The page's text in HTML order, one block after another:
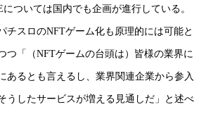
ついては国内でも企画が進行している。
チスロのNFTゲーム化も原理的には可能と
つ「（NFTゲームの台頭は）皆様の業界に
あるとも言えるし、業界関連企業から参入
うしたサービスが増える見通しだ」と述べ